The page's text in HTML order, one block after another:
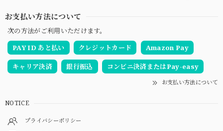
お支払い方法について
次の方法がご利用いただけます。
PAY ID あと払い
クレジットカード Amazon Pay
キャリア決済 銀行振込 コンビニ決済またはPay-easy
お支払い方法について
NOTICE
プライバシーポリシー